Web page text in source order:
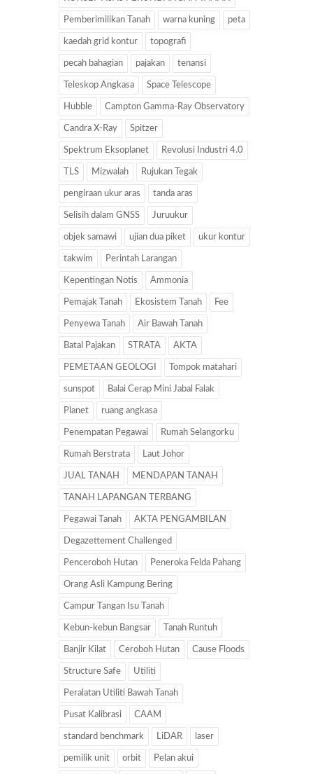
Pemberimilikan Tanah warna kuning peta
kaedah grid kontur topografi
pecah bahagian pajakan tenansi
Teleskop Angkasa Space Telescope
Hubble Campton Gamma-Ray Observatory
Candra X-Ray Spitzer
Spektrum Eksoplanet Revolusi Industri 4.0
TLS Mizwalah Rujukan Tegak
pengiraan ukur aras tanda aras
Selisih dalam GNSS Juruukur
objek samawi ujian dua piket ukur kontur
takwim Perintah Larangan
Kepentingan Notis Ammonia
Pemajak Tanah Ekosistem Tanah Fee
Penyewa Tanah Air Bawah Tanah
Batal Pajakan STRATA AKTA
PEMETAAN GEOLOGI Tompok matahari
sunspot Balai Cerap Mini Jabal Falak
Planet ruang angkasa
Penempatan Pegawai Rumah Selangorku
Rumah Berstrata Laut Johor
JUAL TANAH MENDAPAN TANAH
TANAH LAPANGAN TERBANG
Pegawai Tanah AKTA PENGAMBILAN
Degazettement Challenged
Penceroboh Hutan Peneroka Felda Pahang
Orang Asli Kampung Bering
Campur Tangan Isu Tanah
Kebun-kebun Bangsar Tanah Runtuh
Banjir Kilat Ceroboh Hutan Cause Floods
Structure Safe Utiliti
Peralatan Utiliti Bawah Tanah
Pusat Kalibrasi CAAM
standard benchmark LiDAR laser
pemilik unit orbit Pelan akui